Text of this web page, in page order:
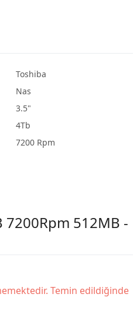
Toshiba
Nas
3.5"
4Tb
7200 Rpm
7200Rpm 512MB -
Temin edildiğinde